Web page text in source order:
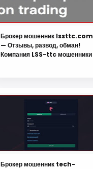
Брокер мошенник lssttc.com
— Отзывы, развод, обман!
Компания LSS-ttc мошенники
Брокер мошенник tech-